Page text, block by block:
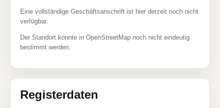
Eine vollständige Geschäftsanschrift ist hier derzeit noch nicht
verfügbar.
Der Standort konnte in OpenStreetMap noch nicht eindeutig
bestimmt werden.
Registerdaten